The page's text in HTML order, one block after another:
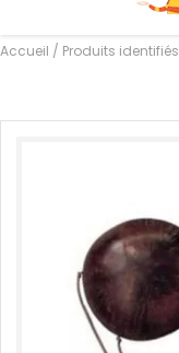
Accueil / Produits